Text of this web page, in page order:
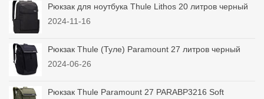
Рюкзак для ноутбука Thule Lithos 20 литров черный
2024-11-16
Рюкзак Thule (Туле) Paramount 27 литров черный
2024-06-26
Рюкзак Thule Paramount 27 PARABP3216 Soft